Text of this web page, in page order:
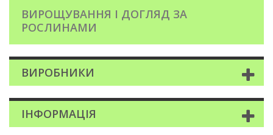
ВИРОЩУВАННЯ І ДОГЛЯД ЗА
РОСЛИНАМИ
ВИРОБНИКИ
ІНФОРМАЦІЯ